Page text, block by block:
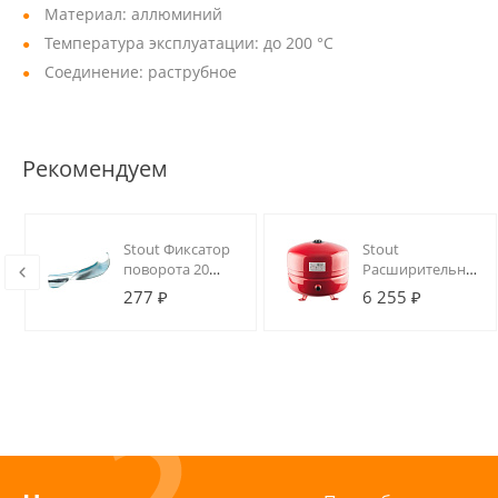
Материал: аллюминий
Температура эксплуатации: до 200 °C
Соединение: раструбное
Рекомендуем
Stout Фиксатор
поворота 20
(металл)
277 ₽
Stout
Расширительный
бак на отопление
35 л. (цвет
6 255 ₽